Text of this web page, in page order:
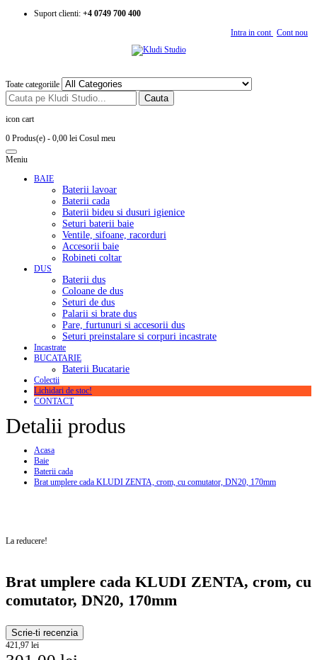
Suport clienti: +4 0749 700 400
Intra in cont Cont nou
Toate categoriile
Cauta
icon cart
0 Produs(e) - 0,00 lei Cosul meu
Meniu
BAIE
Baterii lavoar
Baterii cada
Baterii bideu si dusuri igienice
Seturi baterii baie
Ventile, sifoane, racorduri
Accesorii baie
Robineti coltar
DUS
Baterii dus
Coloane de dus
Seturi de dus
Palarii si brate dus
Pare, furtunuri si accesorii dus
Seturi preinstalare si corpuri incastrate
Incastrate
BUCATARIE
Baterii Bucatarie
Colectii
Lichidari de stoc!
CONTACT
Detalii produs
Acasa
Baie
Baterii cada
Brat umplere cada KLUDI ZENTA, crom, cu comutator, DN20, 170mm
La reducere!
Brat umplere cada KLUDI ZENTA, crom, cu
comutator, DN20, 170mm
Scrie-ti recenzia
421,97 lei